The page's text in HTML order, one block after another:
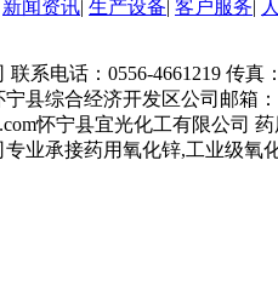
新闻资讯| 生产设备| 客户服务|
联系电话：0556-4661219 传真
县综合经济开发区公司邮箱：
怀宁县宜光化工有限公司 药
业承接药用氧化锌,工业级氧